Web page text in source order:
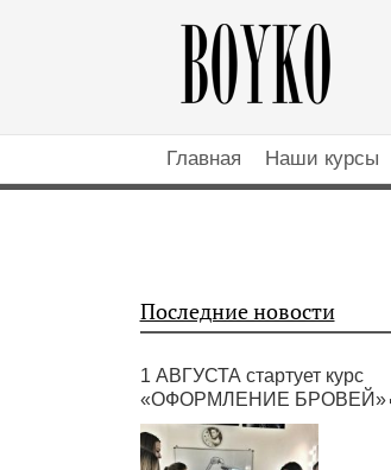
Главная Наши курсы
Последние новости
1 АВГУСТА стартует курс
«ОФОРМЛЕНИЕ